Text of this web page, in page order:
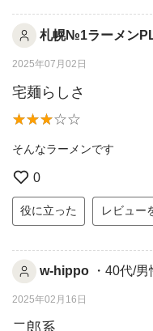
札幌№1ラーメン
2025年07月02日
宅麺らしさ
そんなラーメンです
0
役に立った レビュー
w-hippo ・40代/男
2025年02月16日